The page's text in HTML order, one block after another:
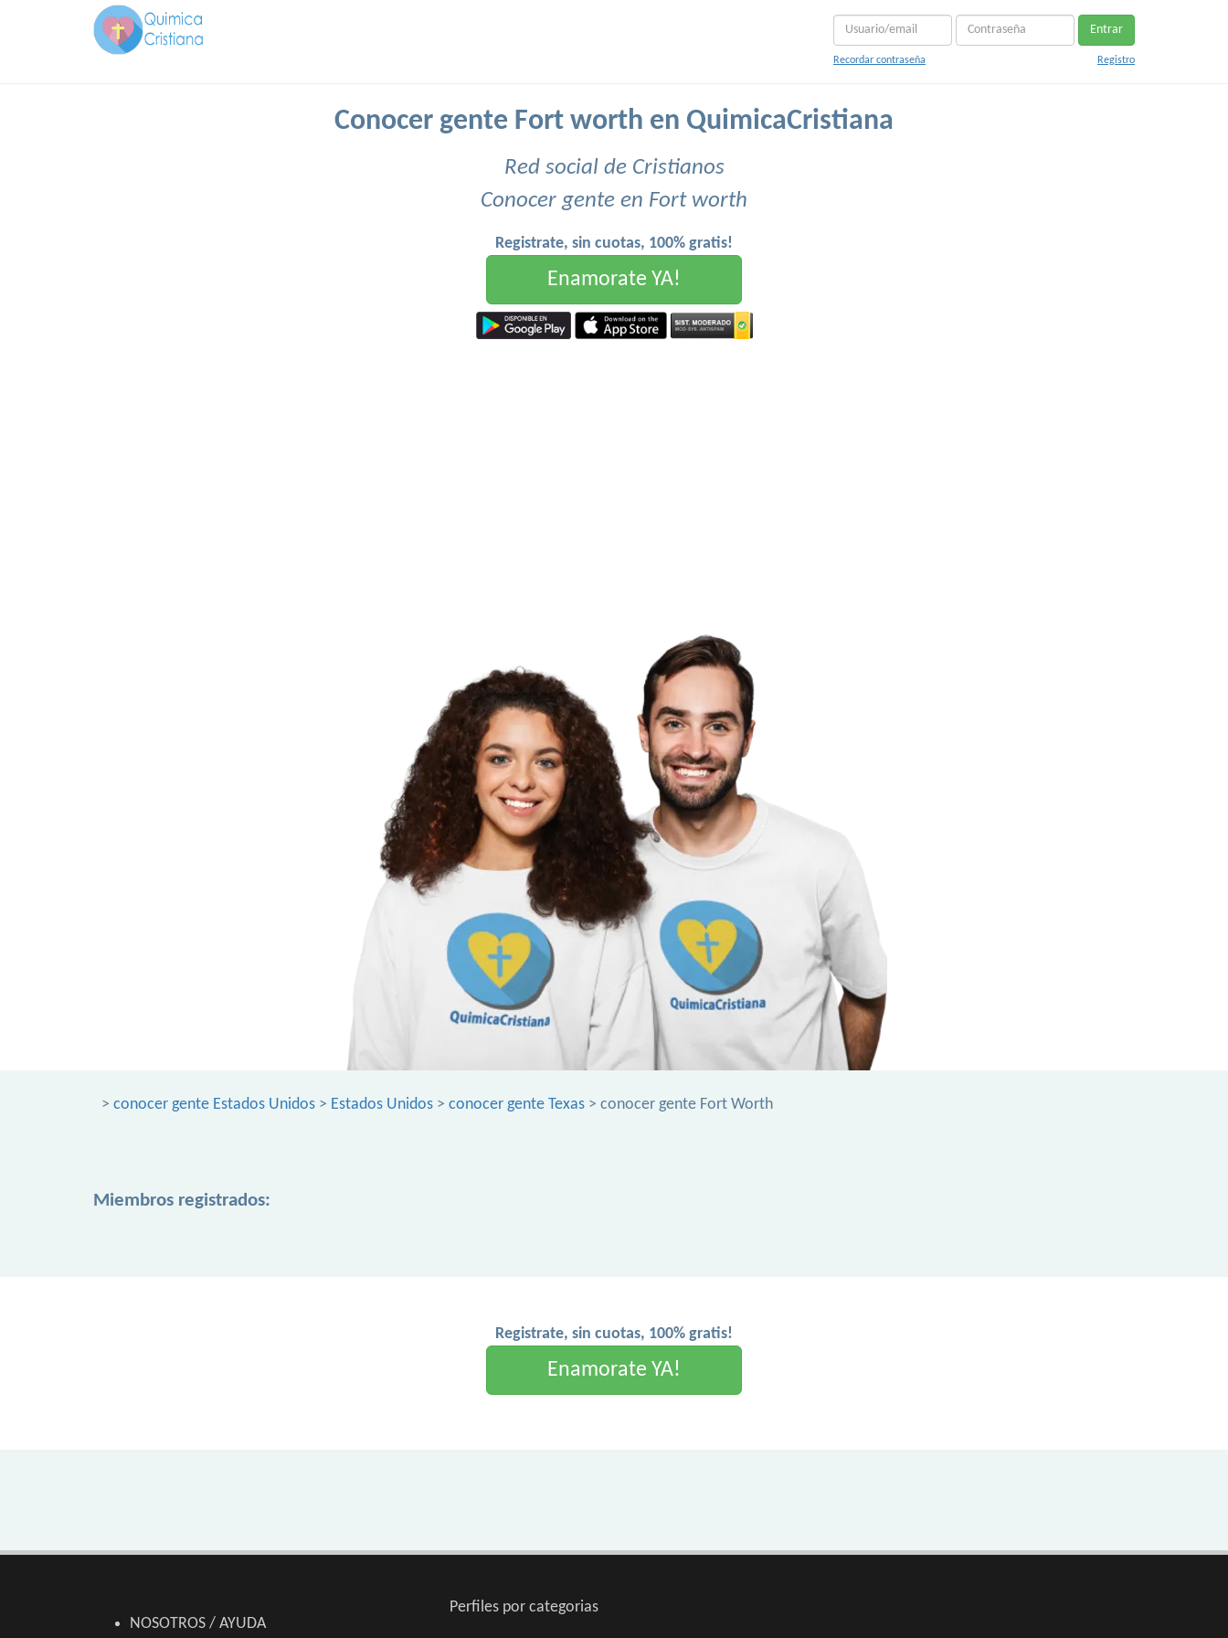
Entrar
Recordar contraseña Registro
Conocer gente Fort worth en QuimicaCristiana
Red social de Cristianos
Conocer gente en Fort worth
Registrate, sin cuotas, 100% gratis!
Enamorate YA!
> conocer gente Estados Unidos > Estados Unidos > conocer gente Texas > conocer gente Fort Worth
Miembros registrados:
Registrate, sin cuotas, 100% gratis!
Enamorate YA!
NOSOTROS / AYUDA
Perfiles por categorias